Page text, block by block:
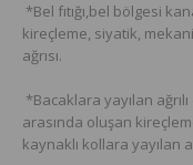
*Bel fıtığı,bel bölgesi
kireçleme, siyatik,
ağrısı.
*Bacaklara yayılan
arasında oluşan
kaynaklı kollara yayılan